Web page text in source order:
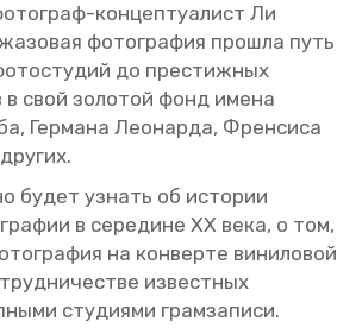
кон­цеп­ту­а­лист Ли
фо­то­гра­фия про­шла путь
до пре­стиж­ных
в свой зо­ло­той фонд имена
Гер­ма­на Лео­нар­да, Френ­си­са
будет узнать об ис­то­рии
в се­ре­дине ХХ века, о том,
на кон­вер­те ви­ни­ло­вой
из­вест­ных
сту­ди­я­ми грам­за­пи­си.